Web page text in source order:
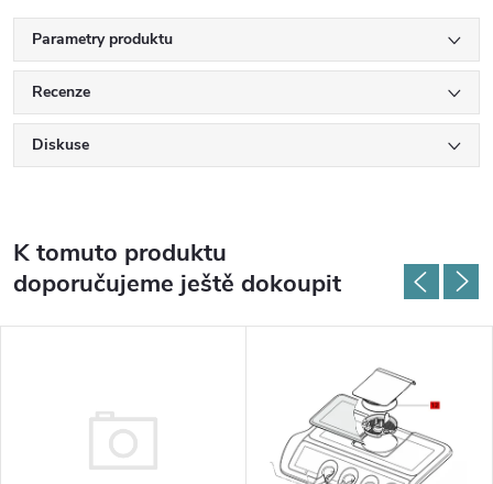
Parametry produktu
Recenze
Diskuse
K tomuto produktu
doporučujeme ještě dokoupit